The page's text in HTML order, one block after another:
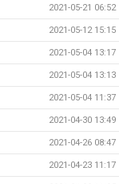
2021-05-21 06:52
2021-05-12 15:15
2021-05-04 13:17
2021-05-04 13:13
2021-05-04 11:37
2021-04-30 13:49
2021-04-26 08:47
2021-04-23 11:17